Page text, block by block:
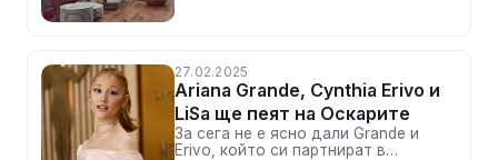
27.02.2025
Ariana Grande, Cynthia Erivo и
LiSa ще пеят на Оскарите
За сега не е ясно дали Grande и
Erivo, който си партнират в